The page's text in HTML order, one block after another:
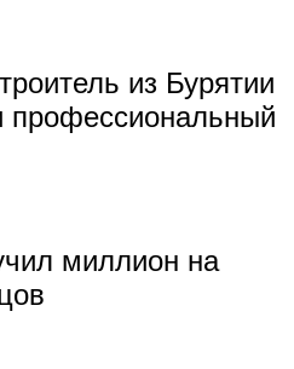
из Бурятии
профессиональный
миллион на